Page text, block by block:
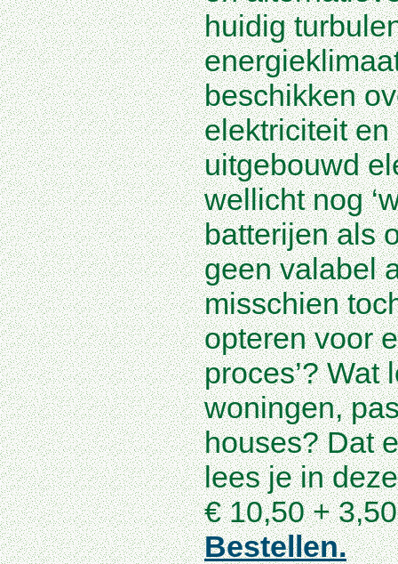
huidig
beschikken
elektriciteit
uitgebouwd
wellicht nog
batterijen als
geen valabel
misschien
opteren voor
proces’? Wat
woningen,
houses? Dat
lees je in
€ 10,50 +
Bestellen.